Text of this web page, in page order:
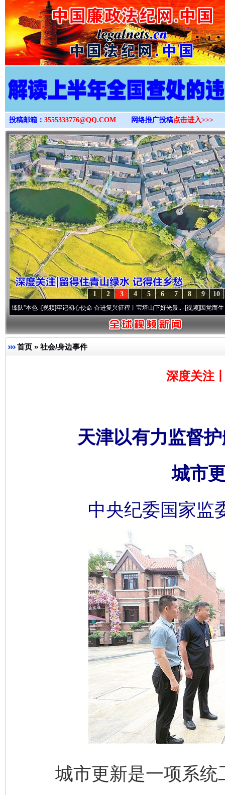
>
投稿邮箱： 3555333776@QQ.COM 网络推广投稿点击进入>>>
10
9
8
7
6
5
4
3
2
1
·[视频]牢记初心使命 奋进复兴征程丨宝塔山下好光景..·[视频]因党而生 为党而战
首页 » 社会/身边事件
深度关注
天津以有力监督
城市
中央纪委国家监
城市更新是一项系统